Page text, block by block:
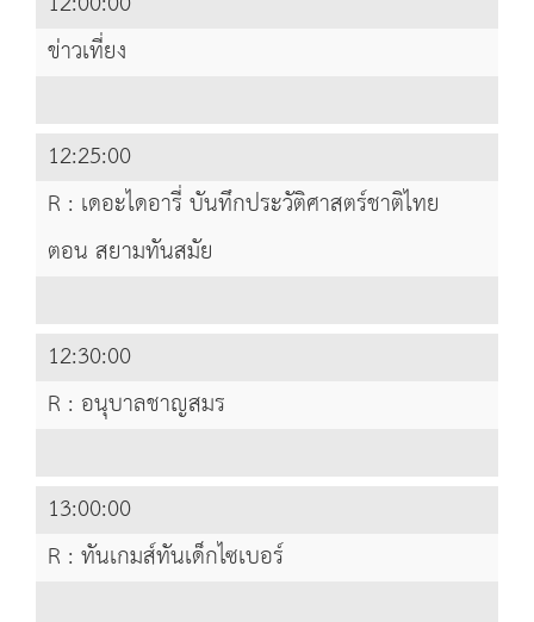
ข่าวเที่ยง
12:25:00
R : เดอะไดอารี่ บันทึกประวัติศาสตร์ชาติไทย
ตอน สยามทันสมัย
12:30:00
R : อนุบาลชาญสมร
13:00:00
R : ทันเกมส์ทันเด็กไซเบอร์